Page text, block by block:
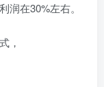
润在30%左右。
，